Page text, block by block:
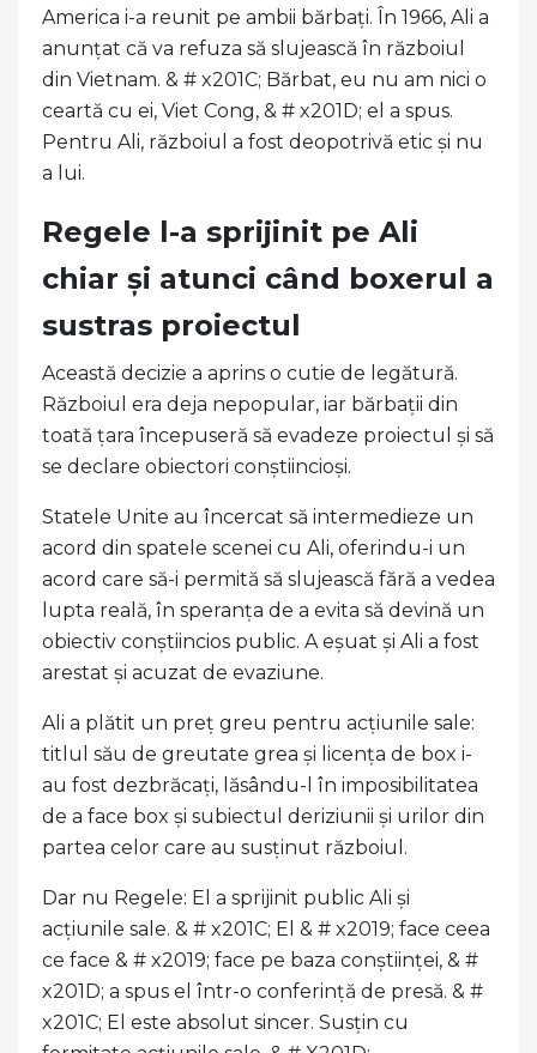
America i-a reunit pe ambii bărbați. În 1966, Ali a
anunțat că va refuza să slujească în războiul
din Vietnam. & # x201C; Bărbat, eu nu am nici o
ceartă cu ei, Viet Cong, & # x201D; el a spus.
Pentru Ali, războiul a fost deopotrivă etic și nu
a lui.
Regele l-a sprijinit pe Ali
chiar și atunci când boxerul a
sustras proiectul
Această decizie a aprins o cutie de legătură.
Războiul era deja nepopular, iar bărbații din
toată țara începuseră să evadeze proiectul și să
se declare obiectori conștiincioși.
Statele Unite au încercat să intermedieze un
acord din spatele scenei cu Ali, oferindu-i un
acord care să-i permită să slujească fără a vedea
lupta reală, în speranța de a evita să devină un
obiectiv conștiincios public. A eșuat și Ali a fost
arestat și acuzat de evaziune.
Ali a plătit un preț greu pentru acțiunile sale:
titlul său de greutate grea și licența de box i-
au fost dezbrăcați, lăsându-l în imposibilitatea
de a face box și subiectul deriziunii și urilor din
partea celor care au susținut războiul.
Dar nu Regele: El a sprijinit public Ali și
acțiunile sale. & # x201C; El & # x2019; face ceea
ce face & # x2019; face pe baza conștiinței, & #
x201D; a spus el într-o conferință de presă. & #
x201C; El este absolut sincer. Susțin cu